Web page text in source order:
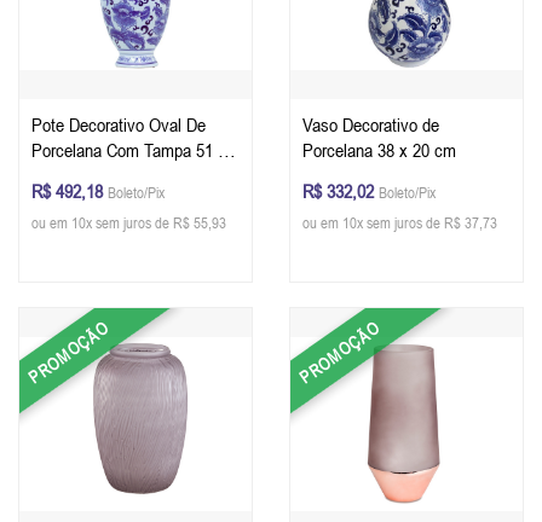
Pote Decorativo Oval De
Porcelana Com Tampa 51 x
R$ 492,18 Boleto/Pix
ou em 10x sem juros de R$ 55,93
Vaso Decorativo de
Porcelana 38 x 20 cm
R$ 332,02 Boleto/Pix
ou em 10x sem juros de R$ 37,73
PROMOÇÃO PROMOÇÃO